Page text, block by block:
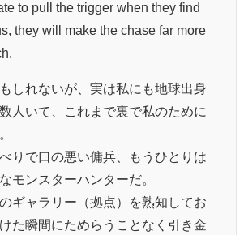
to pull the trigger when they find
they will make the chase far more
しれないが、実は私にも地球出身
人いて、これまで裏で私のために
りで口の悪い傭兵、もうひとりは
モンスターハンターだ。
ギャラリー（拠点）を熟知してお
た瞬間にためらうことなく引き金